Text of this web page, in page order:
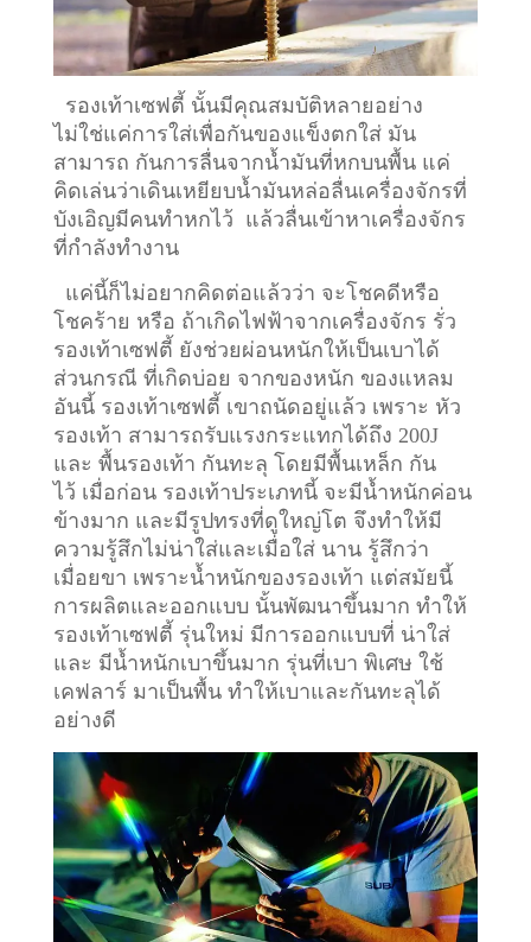
รองเท้าเซฟตี้ นั้นมีคุณสมบัติหลายอย่าง
ไม่ใช่แค่การใส่เพื่อกันของแข็งตกใส่ มัน
สามารถ กันการลื่นจากน้ำมันที่หกบนพื้น แค่
คิดเล่นว่าเดินเหยียบน้ำมันหล่อลื่นเครื่องจักรที่
บังเอิญมีคนทำหกไว้ แล้วลื่นเข้าหาเครื่องจักร
ที่กำลังทำงาน
แค่นี้ก็ไม่อยากคิดต่อแล้วว่า จะโชคดีหรือ
โชคร้าย หรือ ถ้าเกิดไฟฟ้าจากเครื่องจักร รั่ว
รองเท้าเซฟตี้ ยังช่วยผ่อนหนักให้เป็นเบาได้
ส่วนกรณี ที่เกิดบ่อย จากของหนัก ของแหลม
อันนี้ รองเท้าเซฟตี้ เขาถนัดอยู่แล้ว เพราะ หัว
รองเท้า สามารถรับแรงกระแทกได้ถึง 200J
และ พื้นรองเท้า กันทะลุ โดยมีพื้นเหล็ก กัน
ไว้ เมื่อก่อน รองเท้าประเภทนี้ จะมีน้ำหนักค่อน
ข้างมาก และมีรูปทรงที่ดูใหญ่โต จึงทำให้มี
ความรู้สึกไม่น่าใส่และเมื่อใส่ นาน รู้สึกว่า
เมื่อยขา เพราะน้ำหนักของรองเท้า แต่สมัยนี้
การผลิตและออกแบบ นั้นพัฒนาขึ้นมาก ทำให้
รองเท้าเซฟตี้ รุ่นใหม่ มีการออกแบบที่ น่าใส่
และ มีน้ำหนักเบาขึ้นมาก รุ่นที่เบา พิเศษ ใช้
เคฟลาร์ มาเป็นพื้น ทำให้เบาและกันทะลุได้
อย่างดี